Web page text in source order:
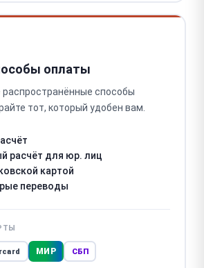
оплаты
способы
тот, который удобен вам.
расчёт для юр. лиц
картой
переводы
МИР СБП